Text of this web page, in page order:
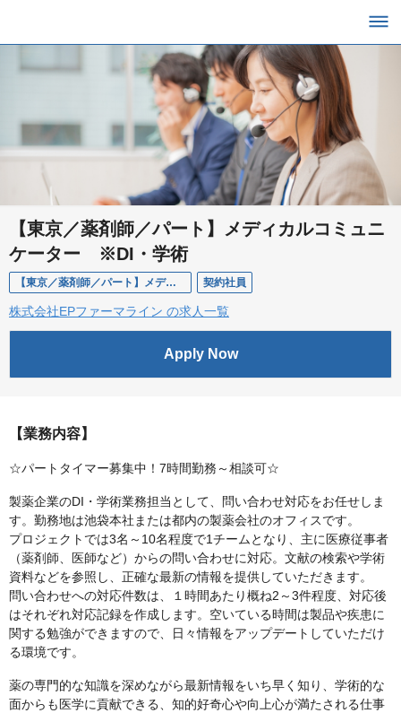
【東京／薬剤師／パート】メディカルコミュニ
ケーター ※DI・学術
【東京／薬剤師／パート】メディカルコミュニケーター ※DI・学術 契約社員
株式会社EPファーマライン の求人一覧
Apply Now
【業務内容】
☆パートタイマー募集中！7時間勤務～相談可☆
製薬企業のDI・学術業務担当として、問い合わせ対応をお任せしま
す。勤務地は池袋本社または都内の製薬会社のオフィスです。
プロジェクトでは3名～10名程度で1チームとなり、主に医療従事者
（薬剤師、医師など）からの問い合わせに対応。⽂献の検索や学術
資料などを参照し、正確な最新の情報を提供していただきます。
問い合わせへの対応件数は、１時間あたり概ね2～3件程度、対応後
はそれぞれ対応記録を作成します。空いている時間は製品や疾患に
関する勉強ができますので、⽇々情報をアップデートしていただけ
る環境です。
薬の専門的な知識を深めながら最新情報をいち早く知り、学術的な
面からも医学に貢献できる、知的好奇心や向上心が満たされる仕事